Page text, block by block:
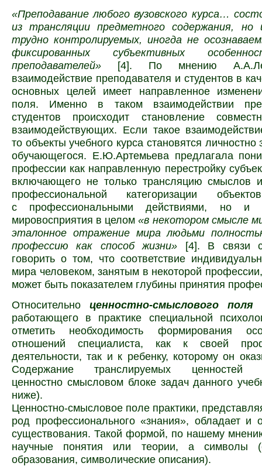
«Преподавание любого вузовского курса…
из трансляции предметного содержания, но
трудно контролируемых, иногда не
фиксированных субъективных
преподавателей» [4]. По мнению
взаимодействие преподавателя и студентов в
основных целей имеет направленное
поля. Именно в таком взаимодействии
студентов происходит становление
взаимодействующих. Если такое
то объекты учебного курса становятся
обучающегося. Е.Ю.Артемьева предлагала
профессии как направленную перестройку
включающего не только трансляцию смыслов
профессиональной категоризации
с профессиональными действиями, но и
мировосприятия в целом«в некотором смысле
эталонное отражение мира людьми
профессию как способ жизни» [4]. В связи
говорить о том, что соответствие
мира человеком, занятым в некоторой
может быть показателем глубины принятия
Относительно ценностно-смыслового поля
работающего в практике специальной
отметить необходимость формирования
отношений специалиста, как к своей
деятельности, так и к ребенку, которому он
Содержание транслируемых
ценностно смысловом блоке задач данного
ниже).
Ценностно-смысловое поле практики,
род профессионального «знания», обладает и
существования. Такой формой, по нашему
научные понятия или теории, а символы
образования, символические описания).